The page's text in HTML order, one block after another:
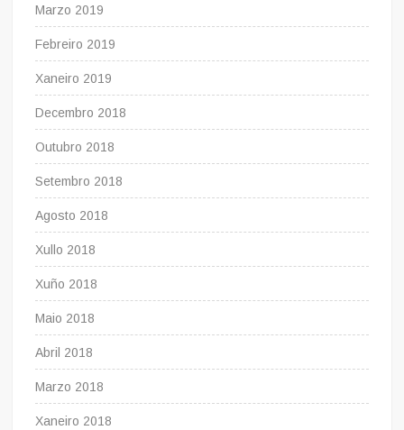
Marzo 2019
Febreiro 2019
Xaneiro 2019
Decembro 2018
Outubro 2018
Setembro 2018
Agosto 2018
Xullo 2018
Xuño 2018
Maio 2018
Abril 2018
Marzo 2018
Xaneiro 2018